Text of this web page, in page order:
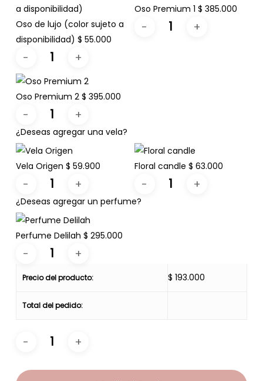
Oso de lujo (color sujeto a
disponibilidad) $ 55.000
Oso Premium 1 $ 385.000
Oso Premium 2 $ 395.000
¿Deseas agregar una vela?
Vela Origen $ 59.900 Floral candle $ 63.000
¿Deseas agregar un perfume?
Perfume Delilah $ 295.000
Precio del producto: $ 193.000
Total del pedido: